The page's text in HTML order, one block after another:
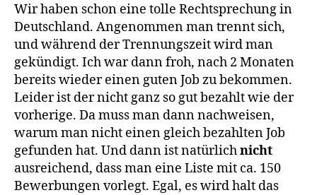
Wir haben schon eine tolle Rechtsprechung in
Deutschland. Angenommen man trennt sich,
und während der Trennungszeit wird man
gekündigt. Ich war dann froh, nach 2 Monaten
bereits wieder einen guten Job zu bekommen.
Leider ist der nicht ganz so gut bezahlt wie der
vorherige. Da muss man dann nachweisen,
warum man nicht einen gleich bezahlten Job
gefunden hat. Und dann ist natürlichnicht
ausreichend, dass man eine Liste mit ca. 150
Bewerbungen vorlegt. Egal, es wird halt das